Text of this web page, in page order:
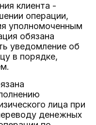
клиента -
операции,
уполномоченным
обязана
уведомление об
в порядке,
лица при
денежных